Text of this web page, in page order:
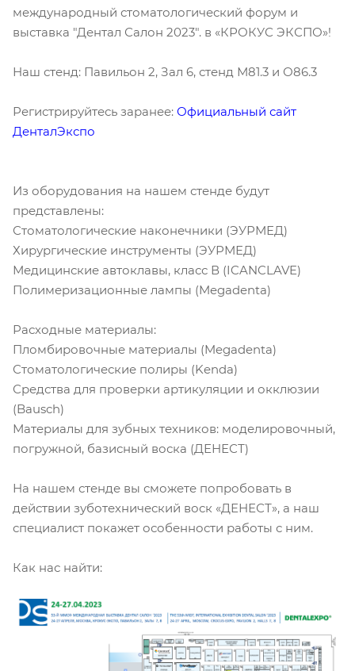
международный стоматологический форум и
выставка "Дентал Салон 2023". в «КРОКУС ЭКСПО»!
Наш стенд: Павильон 2, Зал 6, стенд М81.3 и О86.3
Регистрируйтесь заранее: Официальный сайт
ДенталЭкспо
Из оборудования на нашем стенде будут
представлены:
Стоматологические наконечники (ЭУРМЕД)
Хирургические инструменты (ЭУРМЕД)
Медицинские автоклавы, класс В (ICANCLAVE)
Полимеризационные лампы (Megadenta)
Расходные материалы:
Пломбировочные материалы (Megadenta)
Стоматологические полиры (Kenda)
Средства для проверки артикуляции и окклюзии
(Bausch)
Материалы для зубных техников: моделировочный,
погружной, базисный воска (ДЕНЕСТ)
На нашем стенде вы сможете попробовать в
действии зуботехнический воск «ДЕНЕСТ», а наш
специалист покажет особенности работы с ним.
Как нас найти: